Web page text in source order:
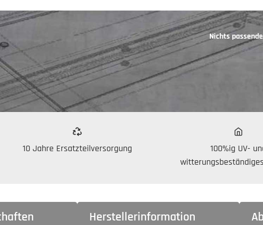
Nichts
10 Jahre Ersatzteilversorgung
100%ig UV-
Herstellerinformation